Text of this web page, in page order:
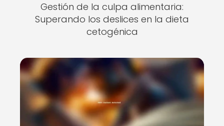
Gestión de la culpa alimentaria:
Superando los deslices en la dieta
cetogénica